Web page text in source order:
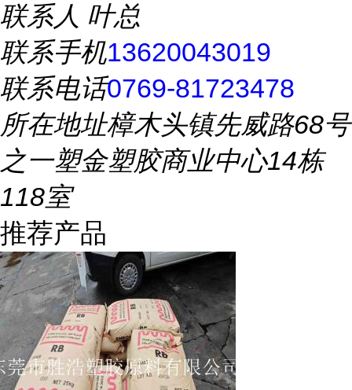
联系人 叶总
联系手机13620043019
联系电话0769-81723478
所在地址樟木头镇先威路68号
之一塑金塑胶商业中心14栋
118室
推荐产品